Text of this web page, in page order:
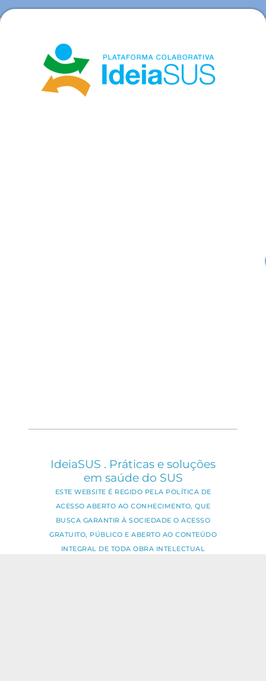
IdeiaSUS . Práticas e soluções
em saúde do SUS
ESTE WEBSITE É REGIDO PELA POLÍTICA DE
ACESSO ABERTO AO CONHECIMENTO, QUE
BUSCA GARANTIR À SOCIEDADE O ACESSO
GRATUITO, PÚBLICO E ABERTO AO CONTEÚDO
INTEGRAL DE TODA OBRA INTELECTUAL